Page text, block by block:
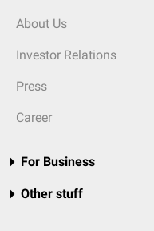
About Us
Investor Relations
Press
Career
For Business
Other stuff